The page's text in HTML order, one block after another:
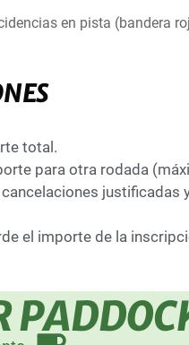
en pista (bandera
total.
para otra rodada
justificadas
el importe de la